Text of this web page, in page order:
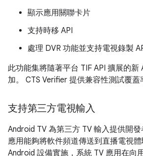
顯示應用關聯卡片
支持時移 API
處理 DVR 功能並支持電視錄製
此功能集將隨著平台 TIF API 擴展的新
加。 CTS Verifier 提供兼容性測試覆蓋
支持第三方電視輸入
Android TV 為第三方 TV 輸入提供開
應用能夠將軟件頻道傳送到直播電視
Android 設備實施，系統 TV 應用在向